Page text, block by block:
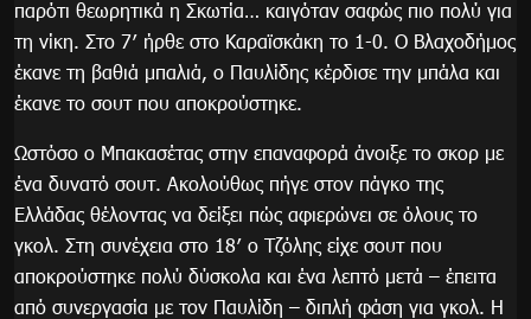
παρότι θεωρητικά η Σκωτία… καιγόταν σαφώς πιο πολύ για
τη νίκη. Στο 7′ ήρθε στο Καραϊσκάκη το 1-0. Ο Βλαχοδήμος
έκανε τη βαθιά μπαλιά, ο Παυλίδης κέρδισε την μπάλα και
έκανε το σουτ που αποκρούστηκε.
Ωστόσο ο Μπακασέτας στην επαναφορά άνοιξε το σκορ με
ένα δυνατό σουτ. Ακολούθως πήγε στον πάγκο της
Ελλάδας θέλοντας να δείξει πώς αφιερώνει σε όλους το
γκολ. Στη συνέχεια στο 18′ ο Τζόλης είχε σουτ που
αποκρούστηκε πολύ δύσκολα και ένα λεπτό μετά – έπειτα
από συνεργασία με τον Παυλίδη – διπλή φάση για γκολ. Η